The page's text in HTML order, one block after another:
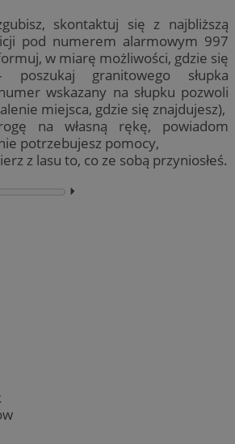
skontaktuj się z najbliższą
pod numerem alarmowym 997
w miarę możliwości, gdzie się
poszukaj granitowego słupka
wskazany na słupku pozwoli
miejsca, gdzie się znajdujesz),
na własną rękę, powiadom
potrzebujesz pomocy,
z lasu to, co ze sobą przyniosłeś.
⏵︎